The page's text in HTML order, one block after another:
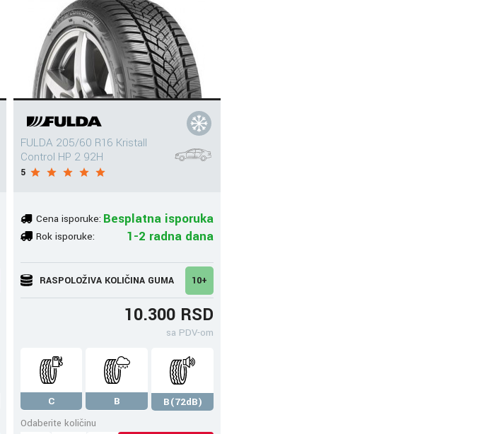
FULDA 205/60 R16 Kristall
Control HP 2 92H
5
Cena isporuke: Besplatna isporuka
Rok isporuke: 1-2 radna dana
RASPOLOŽIVA KOLIČINA GUMA 10+
10.300 RSD
sa PDV-om
C B
B(72dB)
Odaberite količinu